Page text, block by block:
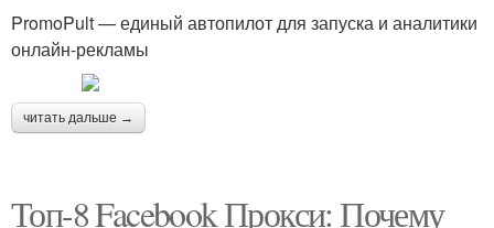
PromoPult — единый автопилот для запуска и аналитики
онлайн-рекламы
читать дальше →
Топ-8 Facebook Прокси: Почему